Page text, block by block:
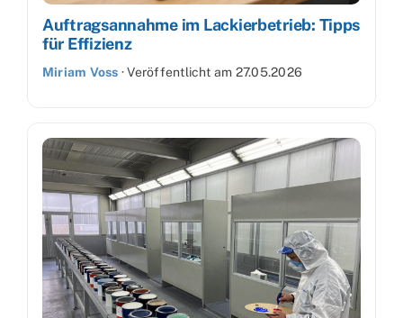
Auftragsannahme im Lackierbetrieb: Tipps
für Effizienz
Miriam Voss ·Veröffentlicht am 27.05.2026